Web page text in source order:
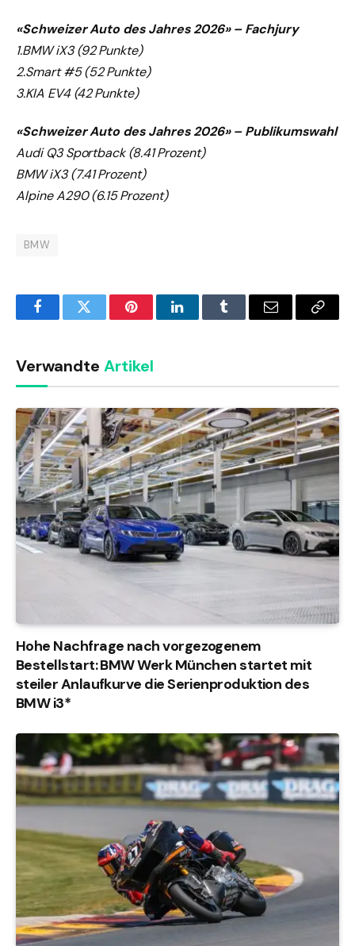
«Schweizer Auto des Jahres 2026» – Fachjury
1.BMW iX3 (92 Punkte)
2.Smart #5 (52 Punkte)
3.KIA EV4 (42 Punkte)
«Schweizer Auto des Jahres 2026» – Publikumswahl
Audi Q3 Sportback (8.41 Prozent)
BMW iX3 (7.41 Prozent)
Alpine A290 (6.15 Prozent)
BMW
FacebookTwitter PinterestLinkedInTumblr Email
Copy
Verwandte Artikel
Hohe Nachfrage nach vorgezogenem
Bestellstart: BMW Werk München startet mit
steiler Anlaufkurve die Serienproduktion des
BMW i3*